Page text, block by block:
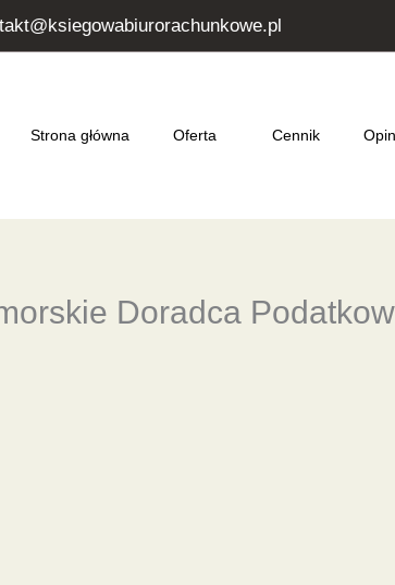
Strona główna Oferta Cennik
Doradca